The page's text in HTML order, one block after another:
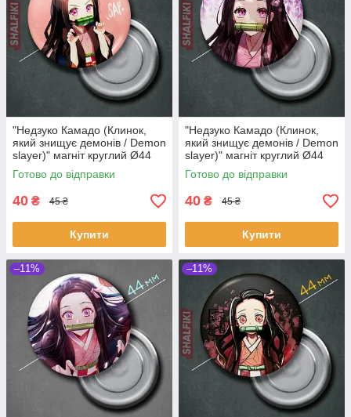
"Недзуко Камадо (Клинок,
який знищує демонів / Demon
slayer)" магніт круглий Ø44
мм
Готово до відправки
40 ₴ 45 ₴
Купити
"Недзуко Камадо (Клинок,
який знищує демонів / Demon
slayer)" магніт круглий Ø44
мм
Готово до відправки
40 ₴ 45 ₴
Купити
–11% –11%